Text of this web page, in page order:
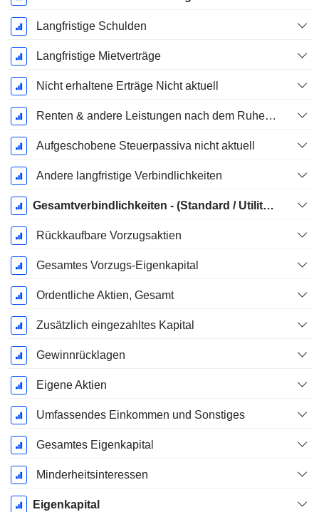
Langfristige Schulden
Langfristige Mietverträge
Nicht erhaltene Erträge Nicht aktuell
Renten & andere Leistungen nach dem Ruhestand
Aufgeschobene Steuerpassiva nicht aktuell
Andere langfristige Verbindlichkeiten
Gesamtverbindlichkeiten - (Standard / Utility Vorlage)
Rückkaufbare Vorzugsaktien
Gesamtes Vorzugs-Eigenkapital
Ordentliche Aktien, Gesamt
Zusätzlich eingezahltes Kapital
Gewinnrücklagen
Eigene Aktien
Umfassendes Einkommen und Sonstiges
Gesamtes Eigenkapital
Minderheitsinteressen
Eigenkapital